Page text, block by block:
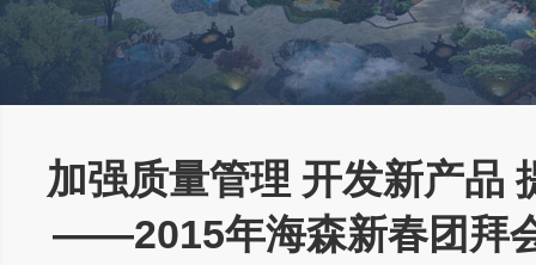
加强质量管理 开发新产品
——2015年海森新春团拜